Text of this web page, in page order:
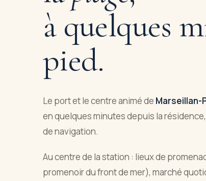
à quelques
pied.
Le port et le centre animé de Marseillan-
en quelques minutes depuis la
de navigation.
Au centre de la station : lieux de
promenoir du front de mer), marché